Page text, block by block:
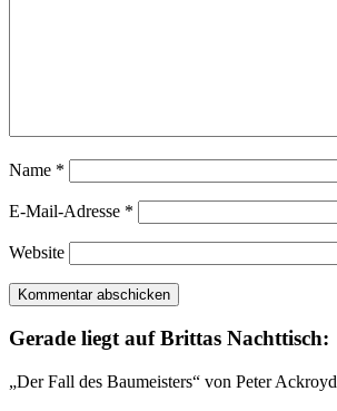
Name *
E-Mail-Adresse *
Website
Gerade liegt auf Brittas Nachttisch:
„Der Fall des Baumeisters“ von Peter Ackroyd